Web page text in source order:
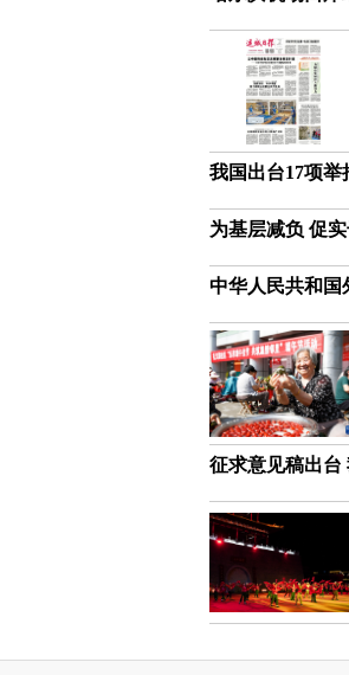
我国出台17项举
为基层减负 促
中华人民共和国
征求意见稿出台